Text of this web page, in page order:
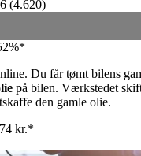
(4.620)
Du får tømt bilens
på bilen. Værkstedet
den gamle olie.
kr.*